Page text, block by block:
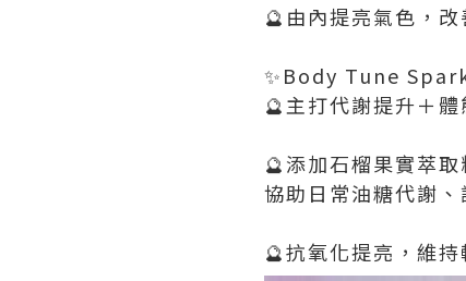
🔮由內提亮氣色，
✨Body Tune
🔮主打代謝提升＋體
🔮添加石榴果實萃取
協助日常油糖代謝、
🔮抗氧化提亮，維